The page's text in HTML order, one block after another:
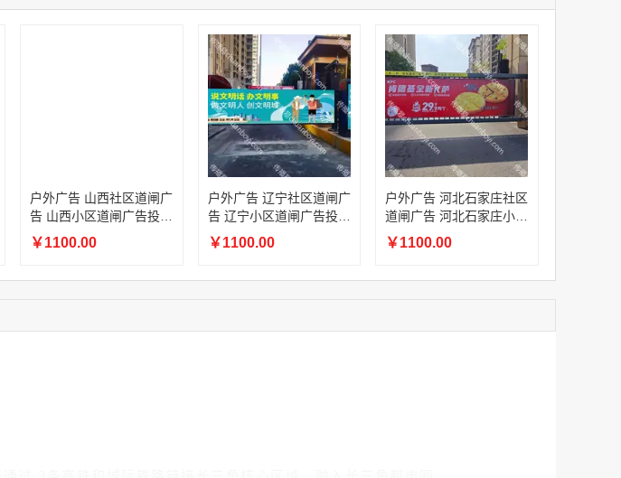
12:40:20 177****7961 联系了该媒体所在商家
联系了该媒体所在商家
联系了该媒体所在商家
联系了该媒体所在商家
联系了该媒体所在商家
联系了该媒体所在商家
￥27600.00
香港双层巴士车身广告（含车顶）
￥77000.00
户外广告 山西社区道闸广
告 山西小区道闸广告投放
价格
￥1100.00
户外广告 辽宁社区道闸广
告 辽宁小区道闸广告投放
价格
￥1100.00
户外广告 河北石家庄社区
道闸广告 河北石家庄小区
道闸广告投放价格
￥1100.00